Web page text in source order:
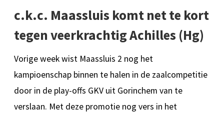
c.k.c. Maassluis komt net te kort
tegen veerkrachtig Achilles (Hg)
Vorige week wist Maassluis 2 nog het
kampioenschap binnen te halen in de zaalcompetitie
door in de play-offs GKV uit Gorinchem van te
verslaan. Met deze promotie nog vers in het